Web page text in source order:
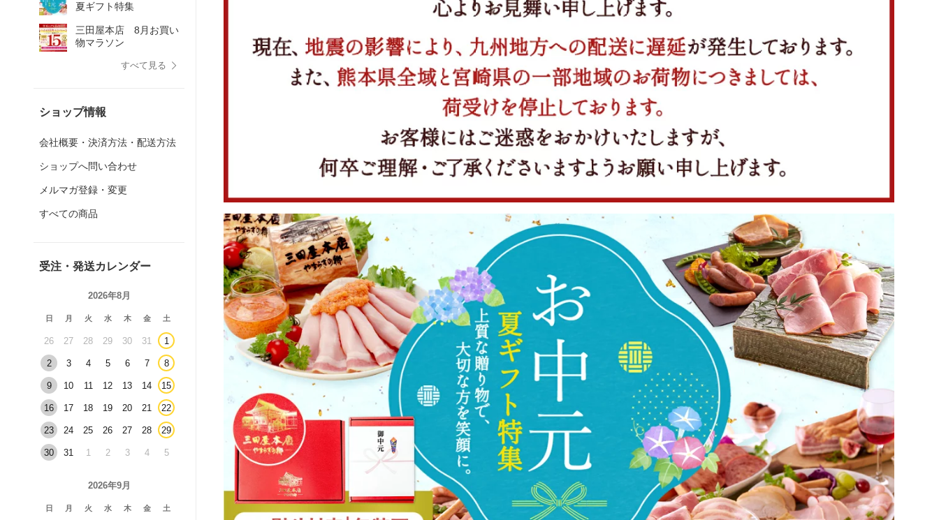
夏ギフト特集
三田屋本店 8月お買い
物マラソン
すべて見る
ショップ情報
会社概要・決済方法・配送方法
ショップへ問い合わせ
メルマガ登録・変更
すべての商品
受注・発送カレンダー
2026年8月
日 月 火 水 木 金 土
26 27 28 29 30 31 1
2 3 4 5 6 7 8
9 10 11 12 13 14 15
16 17 18 19 20 21 22
23 24 25 26 27 28 29
30 31 1 2 3 4 5
2026年9月
日 月 火 水 木 金 土